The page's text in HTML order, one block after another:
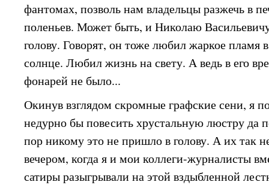
фантомах, позволь нам владельцы разжечь в
поленьев. Может быть, и Николаю
голову. Говорят, он тоже любил жаркое пламя
солнце. Любил жизнь на свету. А ведь в его
фонарей не было...
Окинув взглядом скромные графские сени, я
недурно бы повесить хрустальную люстру
пор никому это не пришло в голову. А их так
вечером, когда я и мои коллеги-журналисты
сатиры разыгрывали на этой вздыбленной